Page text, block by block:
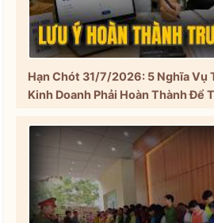
Hạn Chót 31/7/2026: 5 Nghĩa Vụ
Kinh Doanh Phải Hoàn Thành Để